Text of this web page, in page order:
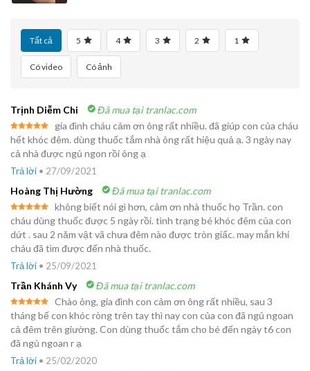
Tất cả 5 4 3 2 1
Có video Có ảnh
Trịnh Diễm Chi Đã mua tại tranlac.com
Được xếp
hạng5 5
sao
gia đình cháu cảm ơn ông rất nhiều. đã giúp con của cháu
hết khóc đêm. dùng thuốc tắm nhà ông rất hiệu quả ạ. 3 ngày nay
cả nhà được ngủ ngon rồi ông ạ
Trả lời • 27/09/2021
Hoàng Thị Hường Đã mua tại tranlac.com
Được xếp
hạng 55
sao
không biết nói gì hơn, cảm ơn nhà thuốc họ Trần. con
cháu dùng thuốc được 5 ngày rồi. tình trạng bé khóc đêm của con
dứt . sau 2 năm vật vã chưa đêm nào được tròn giấc. may mắn khi
cháu đã tìm được đến nhà thuốc.
Trả lời • 25/09/2021
Trần Khánh Vy Đã mua tại tranlac.com
Được xếp
hạng55
sao
Chào ông, gia đình con cảm ơn ông rất nhiều, sau 3
tháng bế con khóc ròng trên tay thì nay con của con đã ngủ ngoan
cả đêm trên giường. Con dùng thuốc tắm cho bé đến ngày t6 con
đã ngủ ngoan r ạ
Trả lời • 25/02/2020